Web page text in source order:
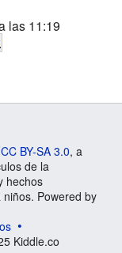
las 11:19
.
CC BY-SA 3.0, a
de la
hechos
Powered by
Kiddle.co